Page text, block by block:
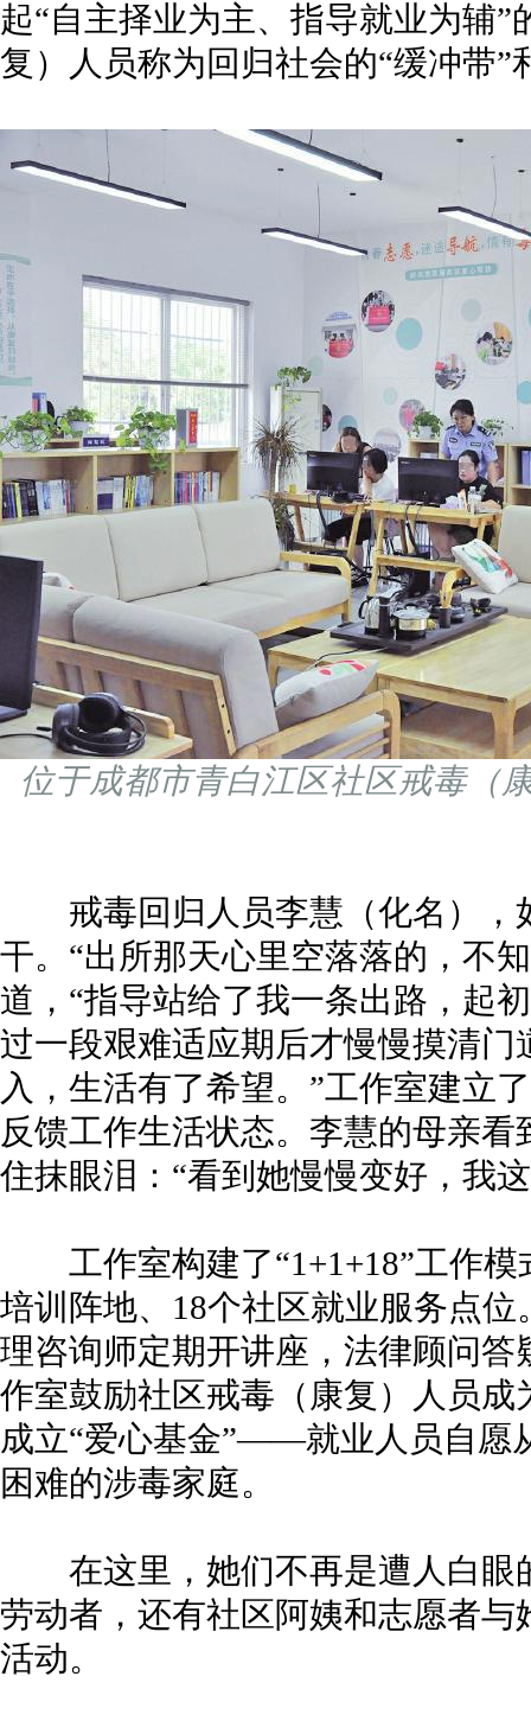
起“自主择业为主、指导就业为辅
复）人员称为回归社会的“缓冲带”
位于成都市青白江区社区戒毒（
戒毒回归人员李慧（化名），
干。“出所那天心里空落落的，不
道，“指导站给了我一条出路，起
过一段艰难适应期后才慢慢摸清
入，生活有了希望。”工作室建立
反馈工作生活状态。李慧的母亲
住抹眼泪：“看到她慢慢变好，我
工作室构建了“1+1+18”工作
培训阵地、18个社区就业服务点
理咨询师定期开讲座，法律顾问
作室鼓励社区戒毒（康复）人员成
成立“爱心基金”——就业人员自愿
困难的涉毒家庭。
在这里，她们不再是遭人白眼
劳动者，还有社区阿姨和志愿者
活动。